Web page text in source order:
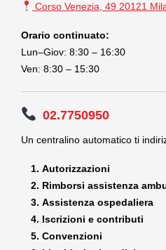
Corso Venezia, 49 20121
Orario continuato:
Lun–Giov: 8:30 – 16:30
Ven: 8:30 – 15:30
02.7750950
Un centralino automatico ti
Autorizzazioni
Rimborsi assistenza
Assistenza ospedaliera
Iscrizioni e contributi
Convenzioni